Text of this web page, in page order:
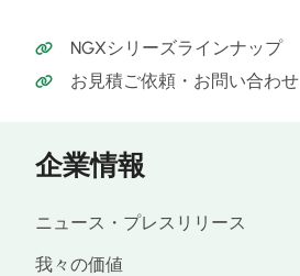
NGXシリーズラインナップ
お見積ご依頼・お問い合わせ
企業情報
ニュース・プレスリリース
我々の価値